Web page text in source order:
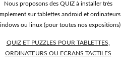
Nous proposons des QUIZ à installer très
sur tablettes android et ordinateurs
ou linux (pour toutes nos expositions)
QUIZ ET PUZZLES POUR TABLETTES,
ORDINATEURS OU ECRANS TACTILES